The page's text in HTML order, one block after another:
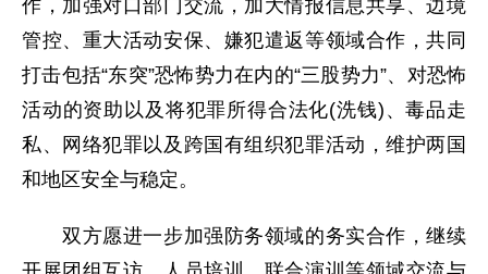
作，加强对口部门交流，加大情报信息共享、边境
管控、重大活动安保、嫌犯遣返等领域合作，共同
打击包括“东突”恐怖势力在内的“三股势力”、对恐怖
活动的资助以及将犯罪所得合法化(洗钱)、毒品走
私、网络犯罪以及跨国有组织犯罪活动，维护两国
和地区安全与稳定。
双方愿进一步加强防务领域的务实合作，继续